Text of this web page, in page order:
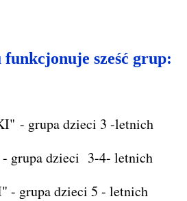
sześć grup:
- grupa dzieci 3 -letnich
- grupa dzieci 3-4- letnich
- grupa dzieci 5 - letnich